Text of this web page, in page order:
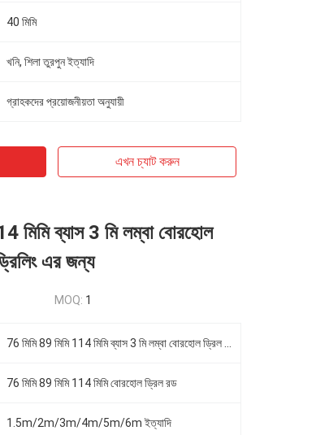
40 মিমি
খনি, শিলা তুরপুন ইত্যাদি
গ্রাহকদের প্রয়োজনীয়তা অনুযায়ী
এখন চ্যাট করুন
মিমি ব্যাস 3 মি লম্বা বোরহোল
এর জন্য
MOQ: 1
76 মিমি 89 মিমি 114 মিমি বোরহোল ড্রিল রড
1.5m/2m/3m/4m/5m/6m ইত্যাদি